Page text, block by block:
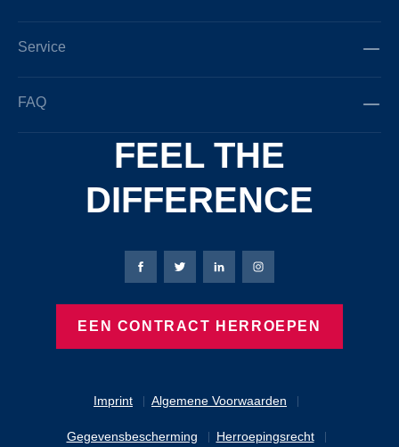
Service
FAQ
FEEL THE
DIFFERENCE
Imprint Algemene Voorwaarden
Gegevensbescherming Herroepingsrecht
Bierbaum-Proenen Facebook-pagina
Bierbaum-Proenen X-pagina
Bierbaum-Proenen
Bierbaum-Proenen
EEN CONTRACT HERROEPEN